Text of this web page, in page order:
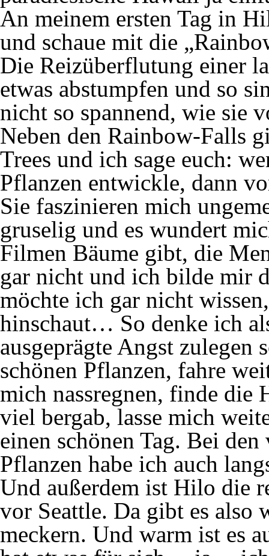
An meinem ersten Tag in
und schaue mit die
Die Reizüberflutung einer
etwas abstumpfen und so
nicht so spannend, wie sie
Neben den Rainbow-Falls
Trees und ich sage euch:
Pflanzen entwickle, dann
Sie faszinieren mich
gruselig und es wundert
Filmen Bäume gibt, die
gar nicht und ich bilde mir
möchte ich gar nicht
hinschaut… So denke ich
ausgeprägte Angst
schönen Pflanzen, fahre
mich nassregnen, finde die
viel bergab, lasse mich
einen schönen Tag. Bei
Pflanzen habe ich auch
Und außerdem ist Hilo die
vor Seattle. Da gibt es
meckern. Und warm ist es